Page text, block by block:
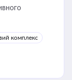
комплекс